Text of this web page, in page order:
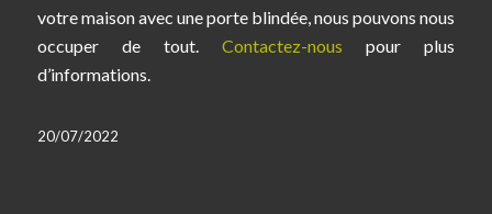
votre maison avec une porte blindée, nous pouvons nous
occuper de tout.Contactez-nous pour plus
d’informations.
20/07/2022